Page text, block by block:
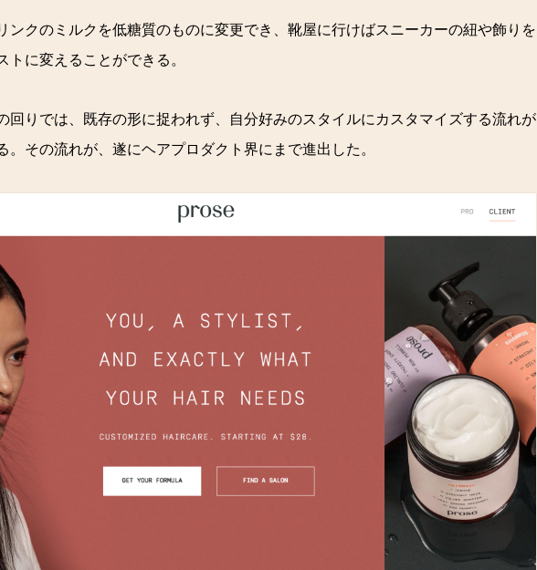
ンクのミルクを低糖質のものに変更でき、靴屋に行けばスニーカーの紐や飾りを
トに変えることができる。
回りでは、既存の形に捉われず、自分好みのスタイルにカスタマイズする流れが
。その流れが、遂にヘアプロダクト界にまで進出した。